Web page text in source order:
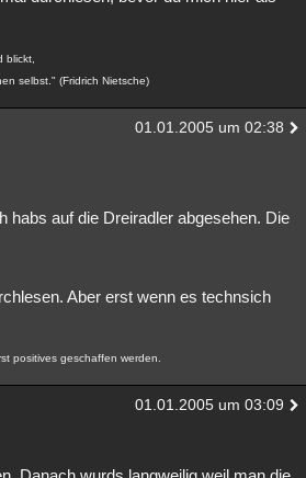
blickt,
selbst." (Fridrich Nietsche)
01.01.2005 um 02:38
habs auf die Dreiradler abgesehen. Die
Aber erst wenn es technsich
positives geschaffen werden.
01.01.2005 um 03:09